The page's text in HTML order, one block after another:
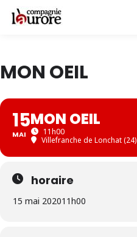
MON OEIL
15
MAI
MON OEIL
11h00
Villefranche de Lonchat (24)
horaire
15 mai 202011h00